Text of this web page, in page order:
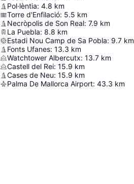
Pol·lèntia: 4.8 km
Torre d'Enfilació: 5.5 km
Necròpolis de Son Real: 7.9 km
La Puebla: 8.8 km
Estadi Nou Camp de Sa Pobla: 9.7 km
Fonts Ufanes: 13.3 km
Watchtower Albercutx: 13.7 km
Castell del Rei: 15.9 km
Cases de Neu: 15.9 km
Palma De Mallorca Airport: 43.3 km